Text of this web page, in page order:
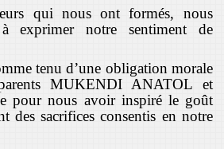
qui nous ont formés, nous
à exprimer notre sentiment de
tenu d’une obligation morale
MUKENDI ANATOL et
pour nous avoir inspiré le goût
des sacrifices consentis en notre